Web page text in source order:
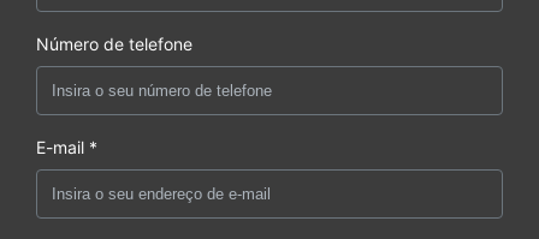
Número de telefone
E-mail *